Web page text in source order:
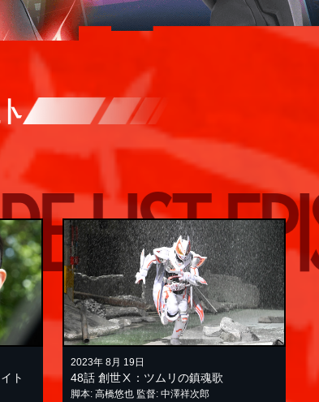
ト
2023年 8月 19日
48話 創世Ⅹ：ツムリの鎮魂歌
脚本: 高橋悠也 監督: 中澤祥次郎